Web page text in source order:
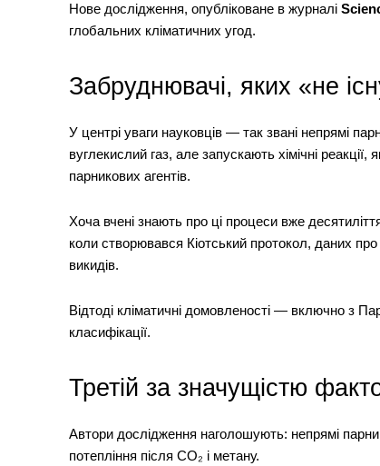
Нове дослідження, опубліковане в журналі
глобальних кліматичних угод.
Забруднювачі, яких «не
У центрі уваги науковців — так звані непрямі
вуглекислий газ, але запускають хімічні
парникових агентів.
Хоча вчені знають про ці процеси вже
коли створювався Кіотський протокол, даних
викидів.
Відтоді кліматичні домовленості — включно з
класифікації.
Третій за значущістю
Автори дослідження наголошують: непрямі
потепління після CO₂ і метану.